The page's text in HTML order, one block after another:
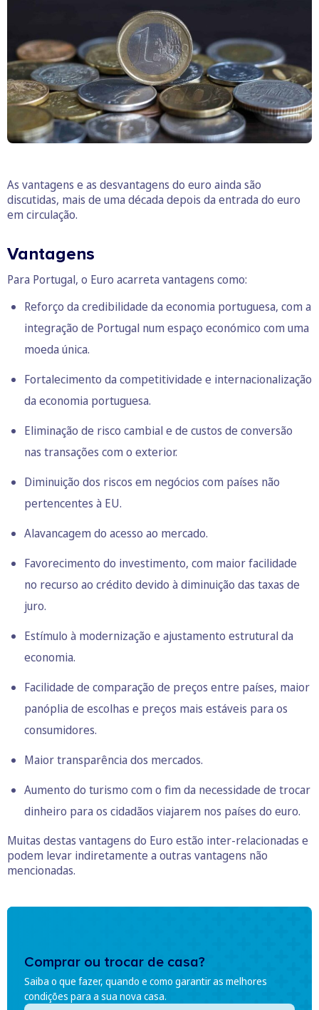
As vantagens e as desvantagens do euro ainda são
discutidas, mais de uma década depois da entrada do euro
em circulação.
Vantagens
Para Portugal, o Euro acarreta vantagens como:
Reforço da credibilidade da economia portuguesa, com a
integração de Portugal num espaço económico com uma
moeda única.
Fortalecimento da competitividade e internacionalização
da economia portuguesa.
Eliminação de risco cambial e de custos de conversão
nas transações com o exterior.
Diminuição dos riscos em negócios com países não
pertencentes à EU.
Alavancagem do acesso ao mercado.
Favorecimento do investimento, com maior facilidade
no recurso ao crédito devido à diminuição das taxas de
juro.
Estímulo à modernização e ajustamento estrutural da
economia.
Facilidade de comparação de preços entre países, maior
panóplia de escolhas e preços mais estáveis para os
consumidores.
Maior transparência dos mercados.
Aumento do turismo com o fim da necessidade de trocar
dinheiro para os cidadãos viajarem nos países do euro.
Muitas destas vantagens do Euro estão inter-relacionadas e
podem levar indiretamente a outras vantagens não
mencionadas.
Comprar ou trocar de casa?
Saiba o que fazer, quando e como garantir as melhores
condições para a sua nova casa.